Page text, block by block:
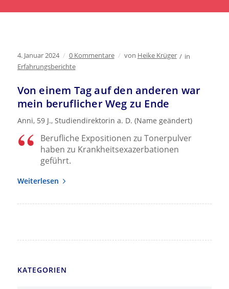
4. Januar 2024 / 0 Kommentare / von Heike Krüger / in
Erfahrungsberichte
Von einem Tag auf den anderen war
mein beruflicher Weg zu Ende
Anni, 59 J., Studiendirektorin a. D. (Name geändert)
Berufliche Expositionen zu Tonerpulver
haben zu Krankheitsexazerbationen
geführt.
Weiterlesen
KATEGORIEN